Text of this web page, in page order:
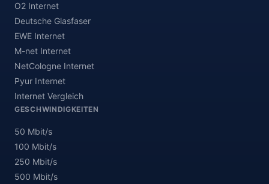
O2 Internet
Deutsche Glasfaser
EWE Internet
M-net Internet
NetCologne Internet
Pyur Internet
Internet Vergleich
GESCHWINDIGKEITEN
50 Mbit/s
100 Mbit/s
250 Mbit/s
500 Mbit/s